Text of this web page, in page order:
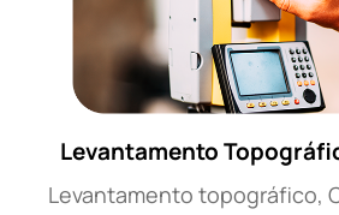
Levantamento
Levantamento topográfico,